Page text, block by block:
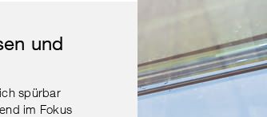
und
spürbar
im Fokus